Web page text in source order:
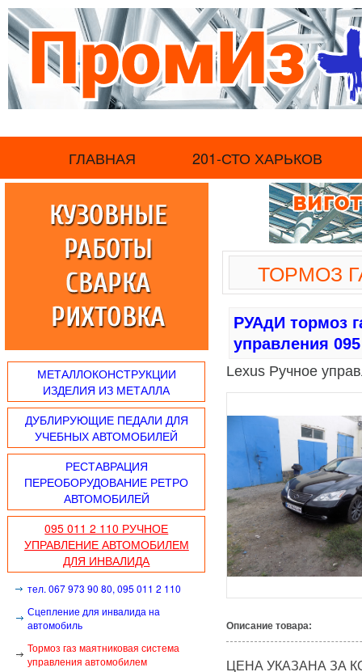
.
ГЛАВНАЯ 201-СТО ХАРЬКОВ
МЕТАЛЛОКОНСТРУКЦИИ
ИЗДЕЛИЯ ИЗ МЕТАЛЛА
ДУБЛИРУЮЩИЕ ПЕДАЛИ ДЛЯ
УЧЕБНЫХ АВТОМОБИЛЕЙ
РЕСТАВРАЦИЯ
ПЕРЕОБОРУДОВАНИЕ РЕТРО
АВТОМОБИЛЕЙ
095 011 2 110 РУЧНОЕ
УПРАВЛЕНИЕ АВТОМОБИЛЕМ
ДЛЯ ИНВАЛИДА
тел. 067 973 90 80, 095 011 2 110
Сцепление для инвалида на
автомобиль
Тормоз газ маятниковая система
управления автомобилем
ТОРМОЗ
РУАдИ тормоз
управления
Lexus Ручное
Описание товара:
ЦЕНА УКАЗАНА ЗА